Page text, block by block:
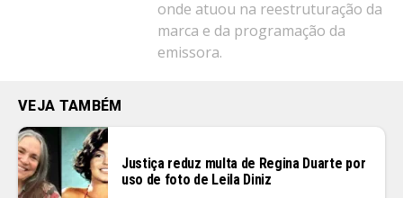
onde atuou na reestruturação da
marca e da programação da
emissora.
VEJA TAMBÉM
Justiça reduz multa de Regina Duarte por
uso de foto de Leila Diniz